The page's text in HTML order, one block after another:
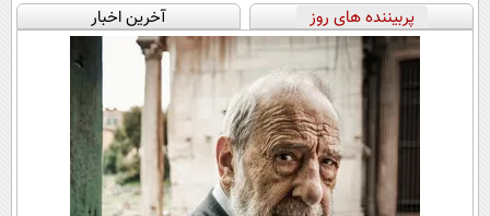
پربیننده های روز آخرین اخبار